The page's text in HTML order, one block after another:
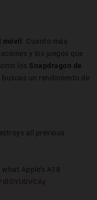
. Cuanto más
y los juegos que
los Snapdragon de
buscas un rendimiento de
all previous
Apple’s A18